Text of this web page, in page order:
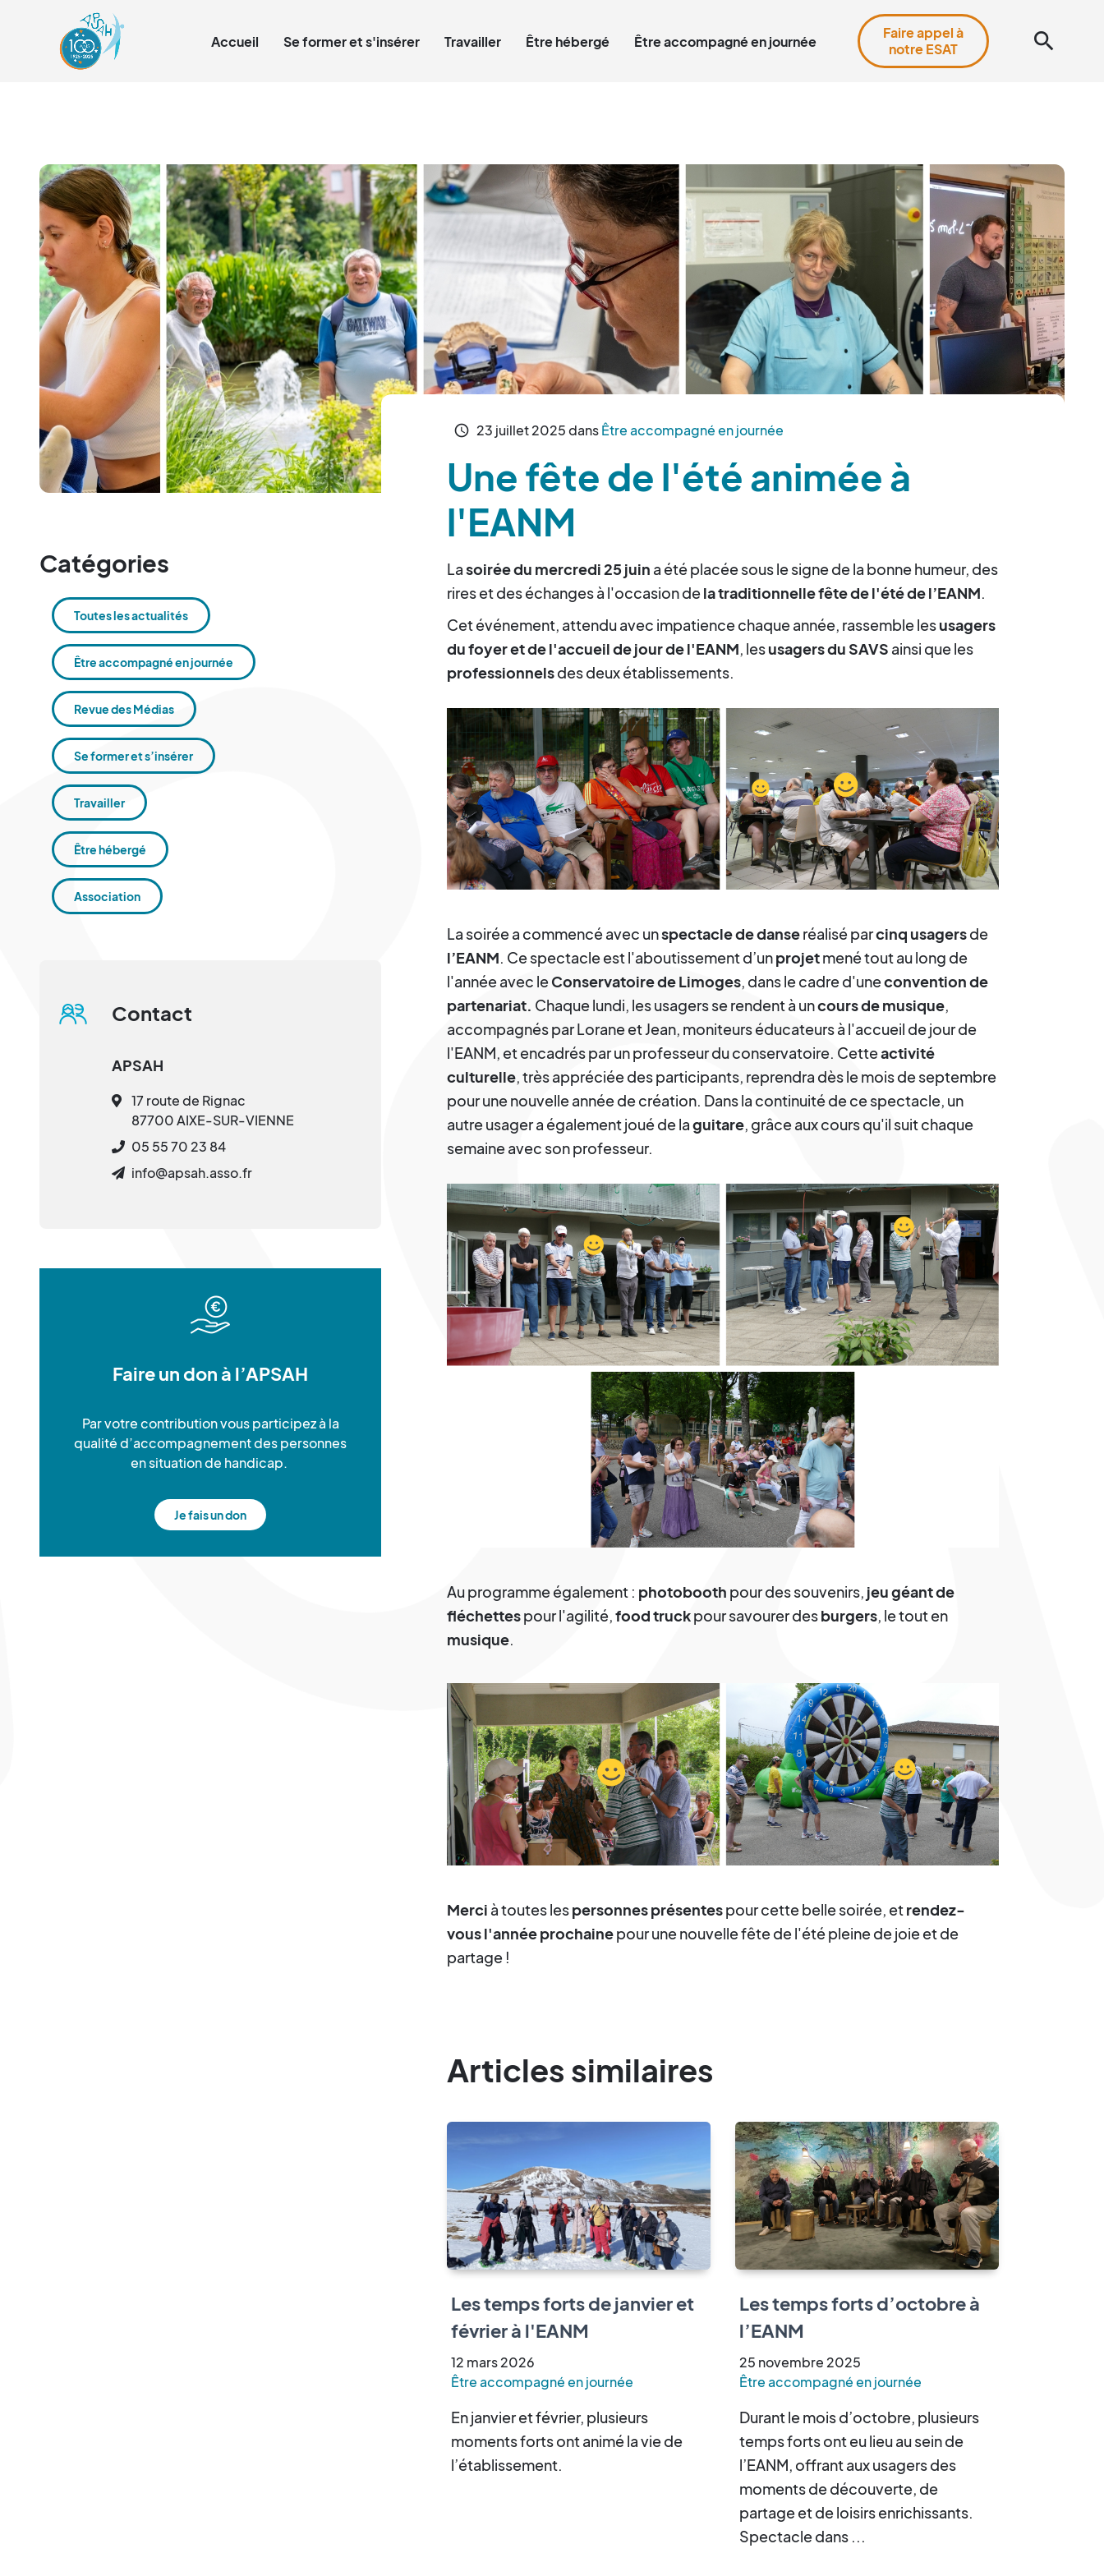
Accueil Se former et s'insérer Travailler Être hébergé Être accompagné en journée
Faire appel à
notre ESAT
search
schedule 23 juillet2025dansÊtre accompagné en journée
Une fête de l'été animée à
l'EANM
Lasoirée du mercredi 25 juin a été placée sous le signe de la bonne humeur, des
rires et des échanges à l'occasion dela traditionnelle fête de l'été de l’EANM.
Cet événement, attendu avec impatience chaque année, rassemble lesusagers
du foyer et de l'accueil de jour de l'EANM, lesusagers du SAVS ainsi que les
professionnelsdes deux établissements.
La soirée a commencé avec unspectacle de danseréalisé parcinq usagersde
l’EANM. Ce spectacle est l'aboutissement d’unprojetmené tout au long de
l'année avec leConservatoire de Limoges, dans le cadre d'uneconvention de
partenariat. Chaque lundi, les usagers se rendent à uncours de musique,
accompagnés par Lorane et Jean, moniteurs éducateurs à l'accueil de jour de
l'EANM, et encadrés par un professeur du conservatoire. Cetteactivité
culturelle, très appréciée des participants, reprendra dès le mois de septembre
pour une nouvelle année de création. Dans la continuité de ce spectacle, un
autre usager a également joué de laguitare, grâce aux cours qu'il suit chaque
semaine avec son professeur.
Au programme également : photobooth pour des souvenirs, jeu géant de
fléchettespour l'agilité,food truckpour savourer desburgers, le tout en
musique.
Merci à toutes lespersonnes présentespour cette belle soirée, etrendez-
vous l'année prochainepour une nouvelle fête de l'été pleine de joie et de
partage !
Articles similaires
Les temps forts de janvier et
février à l'EANM
12 mars2026
Être accompagné en journée
En janvier et février, plusieurs
moments forts ont animé la vie de
l’établissement.
Les temps forts d’octobre à
l’EANM
25 novembre 2025
Être accompagné en journée
Durant le mois d’octobre, plusieurs
temps forts ont eu lieu au sein de
l’EANM, offrant aux usagers des
moments de découverte, de
partage et de loisirs enrichissants.
Spectacle dans ...
Catégories
Toutes les actualités
Être accompagné en journée
Revue des Médias
Se former et s’insérer
Travailler
Être hébergé
Association
Contact
APSAH
17 route de Rignac
87700 AIXE-SUR-VIENNE
05 55 70 23 84
info@apsah.asso.fr
Faire un don à l’APSAH
Par votre contribution vous participez à la
qualité d’accompagnement des personnes
en situation de handicap.
Je fais un don